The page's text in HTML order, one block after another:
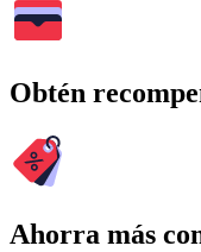
Obtén
Ahorra más